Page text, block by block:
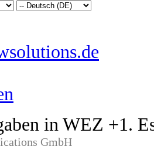
in WEZ +1.
GmbH